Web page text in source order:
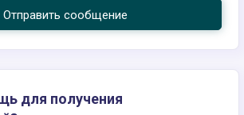
Отправить сообщение
для получения